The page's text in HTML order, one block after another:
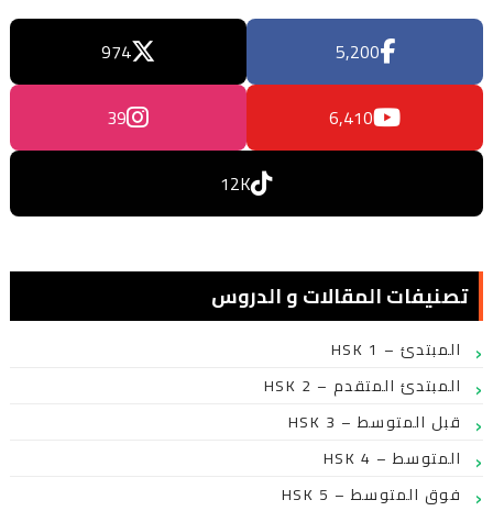
5,200
974
6,410
39
12K
تصنيفات المقالات و الدروس
HSK 1 – المبتدئ
HSK 2 – المبتدئ المتقدم
HSK 3 – قبل المتوسط
HSK 4 – المتوسط
HSK 5 – فوق المتوسط